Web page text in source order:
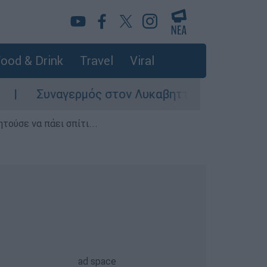
& Drink Travel Viral
στον Λυκαβηττό: Σορός σε
να πάει σπίτι...